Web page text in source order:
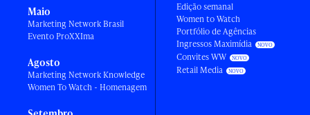
Maio
Marketing Network Brasil
Evento ProXXIma
Agosto
Marketing Network Knowledge
Women To Watch - Homenagem
Edição semanal
Women to Watch
Portfólio de Agências
Ingressos Maximídia
Convites WW
Retail Media